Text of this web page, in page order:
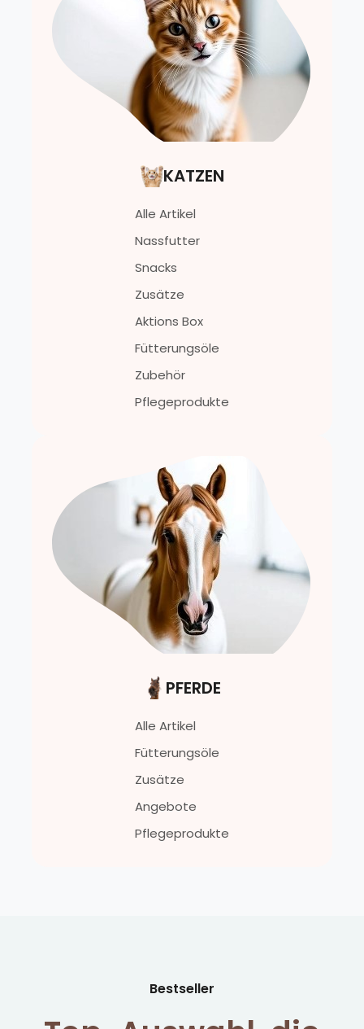
KATZEN
Alle Artikel
Nassfutter
Snacks
Zusätze
Aktions Box
Fütterungsöle
Zubehör
Pflegeprodukte
PFERDE
Alle Artikel
Fütterungsöle
Zusätze
Angebote
Pflegeprodukte
Bestseller